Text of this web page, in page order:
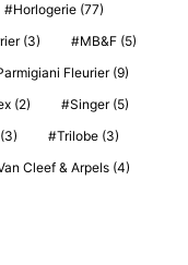
Horlogerie (77)
(3) MB&F (5)
Fleurier(9)
(2) Singer(5)
Trilobe (3)
Cleef & Arpels (4)